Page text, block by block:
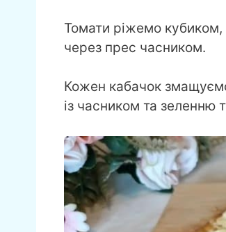
Томати ріжемо
через прес часником.
Кожен кабачок
із часником та зеленню